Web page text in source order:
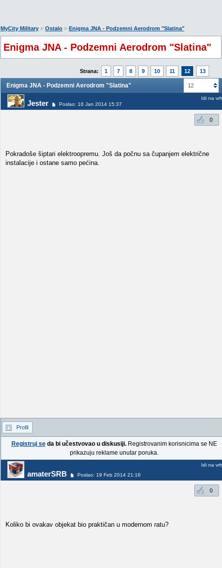
MyCity Military » Ostalo » Enigma JNA - Podzemni Aerodrom "Slatina"
Enigma JNA - Podzemni Aerodrom "Slatina"
Strana: 1 7 8 9 10 11 12 13
12
Enigma JNA - Podzemni Aerodrom "Slatina"
Jester Poslao: 16 Jan 2014 15:37
Idi na vrh
0
Pokradoše šiptari elektroopremu. Još da počnu sa čupanjem električne
instalacije i ostane samo pećina.
Profil
Registruj seda bi učestvovao u diskusiji.Registrovanim korisnicima se NE
prikazuju reklame unutar poruka.
amaterSRB Poslao: 19 Feb 2014 21:16
Idi na vrh
0
Koliko bi ovakav objekat bio praktičan u modernom ratu?